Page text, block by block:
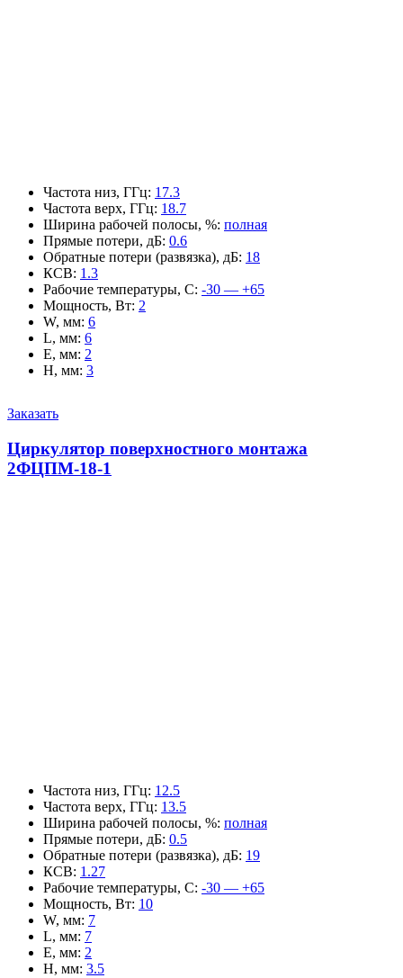
Частота низ, ГГц: 17.3
Частота верх, ГГц: 18.7
Ширина рабочей полосы, %: полная
Прямые потери, дБ: 0.6
Обратные потери (развязка), дБ: 18
КСВ: 1.3
Рабочие температуры, С: -30 — +65
Мощность, Вт: 2
W, мм: 6
L, мм: 6
E, мм: 2
H, мм: 3
Заказать
Циркулятор поверхностного монтажа
2ФЦПМ-18-1
Частота низ, ГГц: 12.5
Частота верх, ГГц: 13.5
Ширина рабочей полосы, %: полная
Прямые потери, дБ: 0.5
Обратные потери (развязка), дБ: 19
КСВ: 1.27
Рабочие температуры, С: -30 — +65
Мощность, Вт: 10
W, мм: 7
L, мм: 7
E, мм: 2
H, мм: 3.5